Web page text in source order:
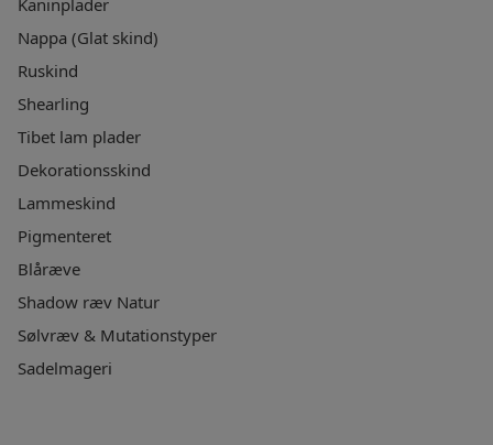
Nappa (Glat skind)
Ruskind
Shearling
Tibet lam plader
Dekorationsskind
Lammeskind
Pigmenteret
Blåræve
Shadow ræv Natur
Sølvræv & Mutationstyper
Sadelmageri